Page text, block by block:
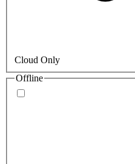
Cloud Only
Offline